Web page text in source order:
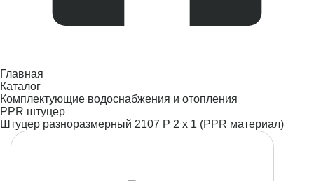
Главная
Каталог
Комплектующие водоснабжения и отопления
PPR штуцер
Штуцер разноразмерный 2107 Р 2 х 1 (PPR материал)